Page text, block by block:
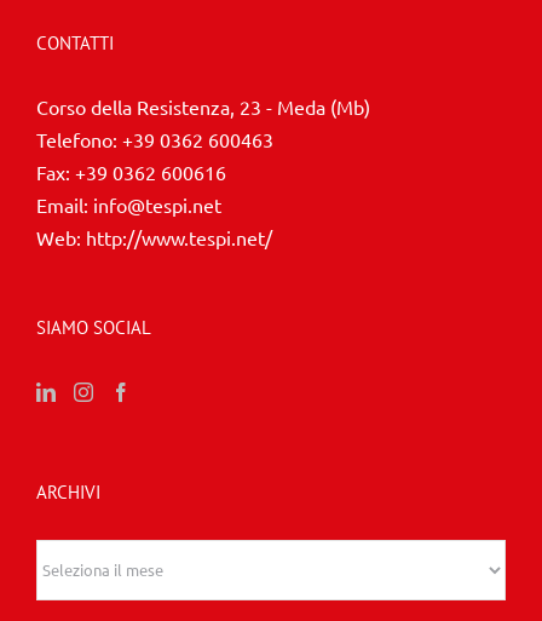
CONTATTI
Corso della Resistenza, 23 - Meda (Mb)
Telefono: +39 0362 600463
Fax: +39 0362 600616
Email: info@tespi.net
Web: http://www.tespi.net/
SIAMO SOCIAL
ARCHIVI